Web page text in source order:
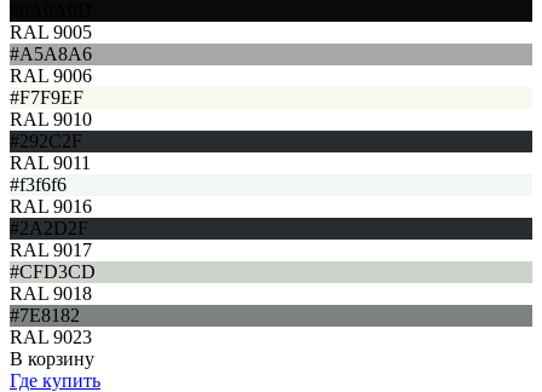
RAL 9005
#A5A8A6
RAL 9006
#F7F9EF
RAL 9010
#292C2F
RAL 9011
#f3f6f6
RAL 9016
#2A2D2F
RAL 9017
#CFD3CD
RAL 9018
#7E8182
RAL 9023
В корзину
Где купить